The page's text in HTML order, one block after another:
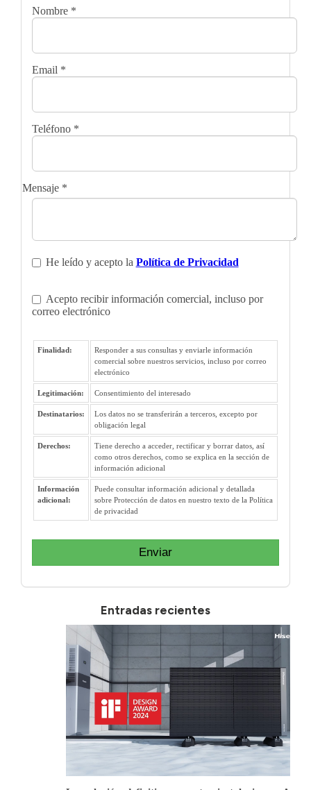
Nombre *
Email *
Teléfono *
Mensaje *
He leído y acepto la Política de Privacidad
Acepto recibir información comercial, incluso por
correo electrónico
Finalidad:
Responder a sus consultas y enviarle información
comercial sobre nuestros servicios, incluso por correo
electrónico
Legitimación: Consentimiento del interesado
Destinatarios:
Los datos no se transferirán a terceros, excepto por
obligación legal
Derechos:
Tiene derecho a acceder, rectificar y borrar datos, así
como otros derechos, como se explica en la sección de
información adicional
Información
adicional:
Puede consultar información adicional y detallada
sobre Protección de datos en nuestro texto de la Política
de privacidad
Enviar
Entradas recientes